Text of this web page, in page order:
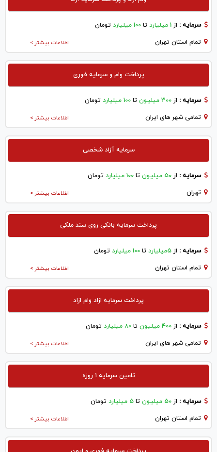
سرمایه : از 1 میلیارد تا 100 میلیارد تومان
اطلاعات بیشتر > تمام استان تهران
پرداخت وام و سرمایه فوری
سرمایه : از 300 میلیون تا 100 میلیارد تومان
اطلاعات بیشتر > تمامی شهر های ایران
سرمایه آزاد شخصی
سرمایه : از 50 میلیون تا 100 میلیارد تومان
اطلاعات بیشتر > تهران
پرداخت سرمایه بانکی روی سند ملکی
سرمایه : از 5میلیارد تا 100 میلیارد تومان
اطلاعات بیشتر > تمام استان تهران
پرداخت سرمایه ازاد وام ازاد
سرمایه : از 400 میلیون تا 80 میلیارد تومان
اطلاعات بیشتر > تمامی شهر های ایران
تامین سرمایه ۱ روزه
سرمایه : از 50 میلیون تا 5 میلیارد تومان
اطلاعات بیشتر > تمام استان تهران